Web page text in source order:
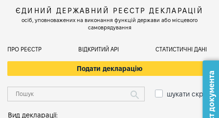
ЄДИНИЙ ДЕРЖАВНИЙ РЕЄСТР ДЕКЛАРАЦІЙ
осіб, уповноважених на виконання функцій держави або місцевого
самоврядування
ПРО РЕЄСТР ВІДКРИТИЙ АРІ СТАТИСТИЧНІ ДАНІ
Подати декларацію
шукати скрізь
Вид декларації: Зміст документа